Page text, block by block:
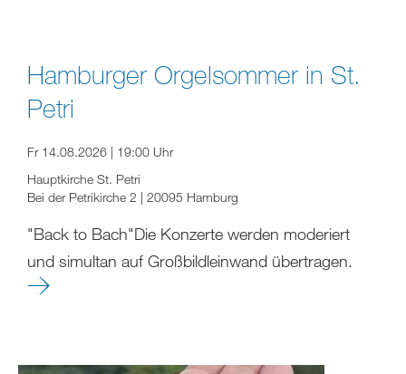
Hamburger Orgelsommer in St.
Petri
Fr 14.08.2026 | 19:00 Uhr
Hauptkirche St. Petri
Bei der Petrikirche 2 | 20095 Hamburg
"Back to Bach"Die Konzerte werden moderiert
und simultan auf Großbildleinwand übertragen.